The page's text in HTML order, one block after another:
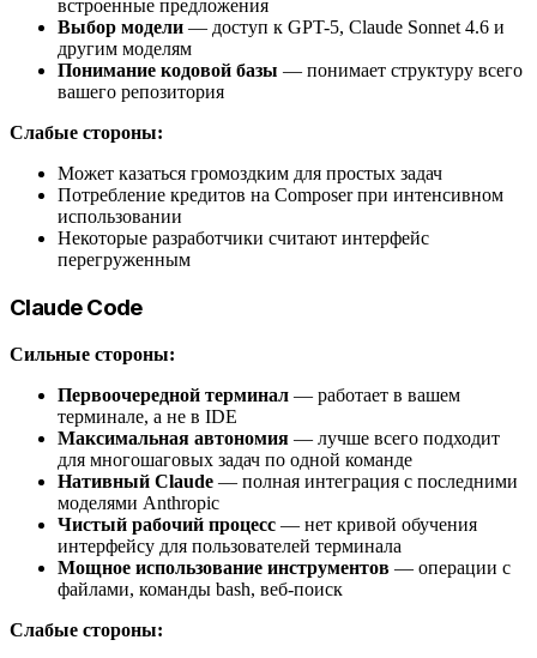
встроенные предложения
Выбор модели — доступ к GPT-5, Claude Sonnet 4.6 и
другим моделям
Понимание кодовой базы — понимает структуру всего
вашего репозитория
Слабые стороны:
Может казаться громоздким для простых задач
Потребление кредитов на Composer при интенсивном
использовании
Некоторые разработчики считают интерфейс
перегруженным
Claude Code
Сильные стороны:
Первоочередной терминал — работает в вашем
терминале, а не в IDE
Максимальная автономия — лучше всего подходит
для многошаговых задач по одной команде
Нативный Claude — полная интеграция с последними
моделями Anthropic
Чистый рабочий процесс — нет кривой обучения
интерфейсу для пользователей терминала
Мощное использование инструментов — операции с
файлами, команды bash, веб-поиск
Слабые стороны: